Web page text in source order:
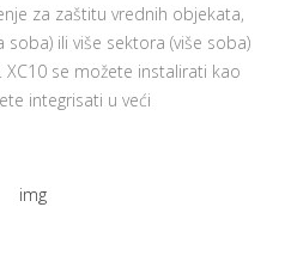
za zaštitu vrednih objekata,
ili više sektora (više soba)
se možete instalirati kao
integrisati u veći